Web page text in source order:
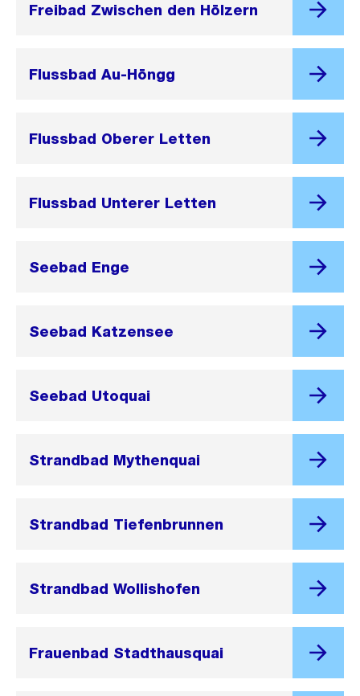
Freibad Zwischen den Hölzern
Flussbad Au-Höngg
Flussbad Oberer Letten
Flussbad Unterer Letten
Seebad Enge
Seebad Katzensee
Seebad Utoquai
Strandbad Mythenquai
Strandbad Tiefenbrunnen
Strandbad Wollishofen
Frauenbad Stadthausquai